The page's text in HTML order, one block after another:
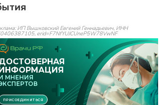
ИП Вышковский Евгений Геннадьевич, ИНН
erid=F7NfYUJCUneP5W78VwNF